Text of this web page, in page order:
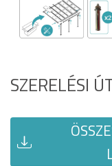
SZERELÉSI